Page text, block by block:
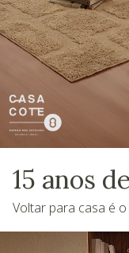
15 anos
Voltar para casa é